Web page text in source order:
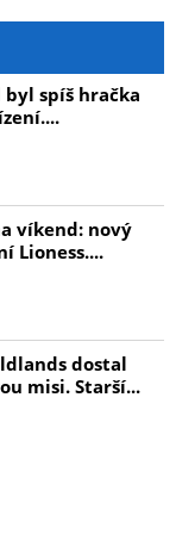
mm
DesignJet
spíš hračka
víkend: nový
Lioness....
dostal
misi. Starší...